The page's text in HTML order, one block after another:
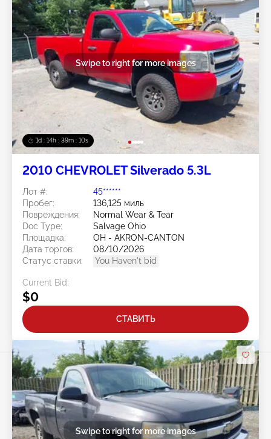
1d : 14h : 39m : 07s
Swipe to right for more images
2010 CHEVROLET Silverado 5.3L
Лот #:
45******
Пробег:
136,125 миль
Повреждения:
Normal Wear & Tear
Doc Type:
Salvage Ohio
Площадка:
OH - AKRON-CANTON
Дата торгов:
08/10/2026
Статус ставки:
You Haven't bid
Current Bid:
$0
СТАВИТЬ
Swipe to right for more images